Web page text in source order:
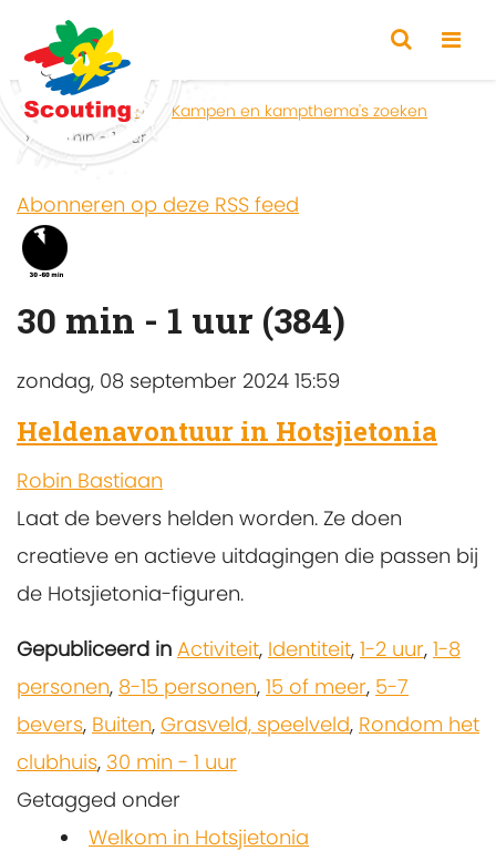
Home Zoeken
Kampen en kampthema's zoeken
30 min - 1 uur
Abonneren op deze RSS feed
30 min - 1 uur (384)
zondag, 08 september 2024 15:59
Heldenavontuur in Hotsjietonia
Robin Bastiaan
Laat de bevers helden worden. Ze doen
creatieve en actieve uitdagingen die passen bij
de Hotsjietonia-figuren.
Gepubliceerd in Activiteit, Identiteit, 1-2 uur, 1-8
personen, 8-15 personen, 15 of meer, 5-7
bevers, Buiten, Grasveld, speelveld, Rondom het
clubhuis, 30 min - 1 uur
Getagged onder
Welkom in Hotsjietonia